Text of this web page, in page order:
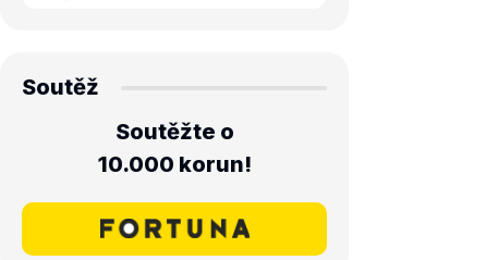
Soutěž
Soutěžte o
10.000 korun!